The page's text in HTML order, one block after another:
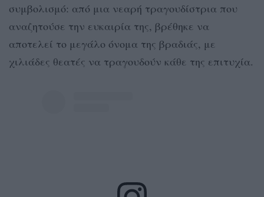
συμβολισμό: από μια νεαρή τραγουδίστρια που
αναζητούσε την ευκαιρία της, βρέθηκε να
αποτελεί το μεγάλο όνομα της βραδιάς, με
χιλιάδες θεατές να τραγουδούν κάθε της επιτυχία.